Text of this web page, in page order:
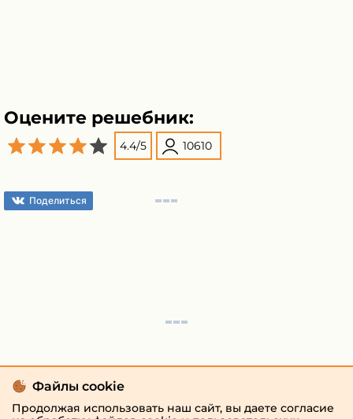
Оцените решебник:
4.4/5 10610
Поделиться
Файлы cookie
Продолжая использовать наш сайт, вы даете согласие